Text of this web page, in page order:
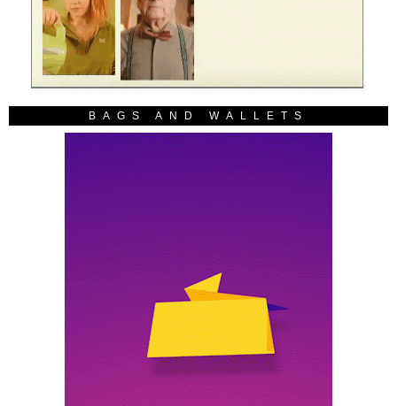
BAGS AND WALLETS